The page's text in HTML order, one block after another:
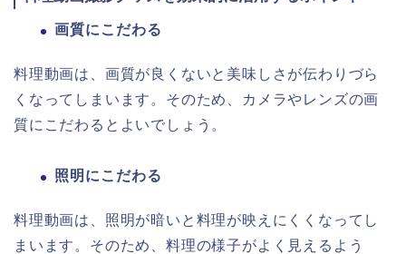
画質にこだわる
料理動画は、画質が良くないと美味しさが伝わりづら
くなってしまいます。そのため、カメラやレンズの画
質にこだわるとよいでしょう。
照明にこだわる
料理動画は、照明が暗いと料理が映えにくくなってし
まいます。そのため、料理の様子がよく見えるよう